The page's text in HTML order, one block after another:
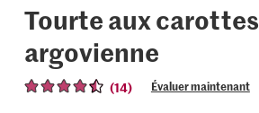
Tourte aux carottes
argovienne
(14) Évaluer maintenant